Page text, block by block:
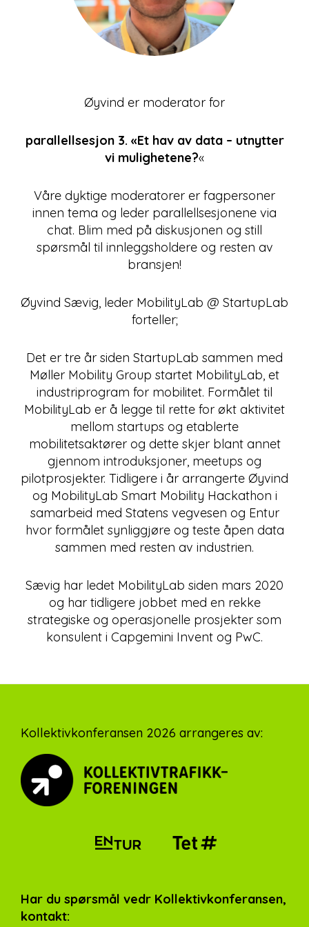
Øyvind er moderator for
parallellsesjon 3. «Et hav av data – utnytter
vi mulighetene?«
Våre dyktige moderatorer er fagpersoner
innen tema og leder parallellsesjonene via
chat. Blim med på diskusjonen og still
spørsmål til innleggsholdere og resten av
bransjen!
Øyvind Sævig, leder MobilityLab @ StartupLab
forteller;
Det er tre år siden StartupLab sammen med
Møller Mobility Group startet MobilityLab, et
industriprogram for mobilitet. Formålet til
MobilityLab er å legge til rette for økt aktivitet
mellom startups og etablerte
mobilitetsaktører og dette skjer blant annet
gjennom introduksjoner, meetups og
pilotprosjekter. Tidligere i år arrangerte Øyvind
og MobilityLab Smart Mobility Hackathon i
samarbeid med Statens vegvesen og Entur
hvor formålet synliggjøre og teste åpen data
sammen med resten av industrien.
Sævig har ledet MobilityLab siden mars 2020
og har tidligere jobbet med en rekke
strategiske og operasjonelle prosjekter som
konsulent i Capgemini Invent og PwC.
Footer
Kollektivkonferansen 2026 arrangeres av:
Har du spørsmål vedr Kollektivkonferansen,
kontakt: